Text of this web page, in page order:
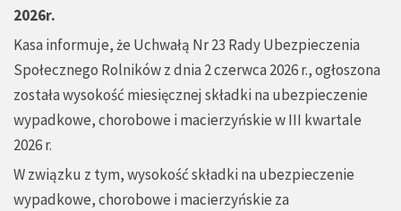
2026r.
Kasa informuje, że Uchwałą Nr 23 Rady Ubezpieczenia
Społecznego Rolników z dnia 2 czerwca 2026 r., ogłoszona
została wysokość miesięcznej składki na ubezpieczenie
wypadkowe, chorobowe i macierzyńskie w III kwartale
2026 r.
W związku z tym, wysokość składki na ubezpieczenie
wypadkowe, chorobowe i macierzyńskie za